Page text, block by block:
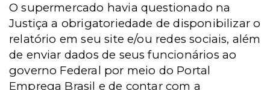
O supermercado havia questionado na
Justiça a obrigatoriedade de disponibilizar o
relatório em seu site e/ou redes sociais, além
de enviar dados de seus funcionários ao
governo Federal por meio do Portal
Emprega Brasil e de contar com a